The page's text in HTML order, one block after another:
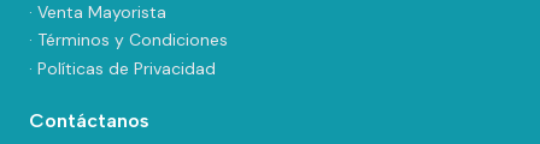
· Venta Mayorista
· Términos y Condiciones
· Políticas de Privacidad
Contáctanos